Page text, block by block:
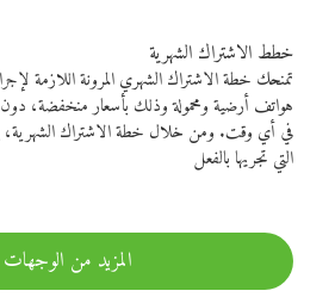
خطط الاشتراك الشهرية
تمنحك خطة الاشتراك الشهري المرونة اللازمة
هواتف أرضية ومحمولة وذلك بأسعار منخفضة،
في أي وقت. ومن خلال خطة الاشتراك الشهرية،
التي تجريها بالفعل
المزيد من الوجهات